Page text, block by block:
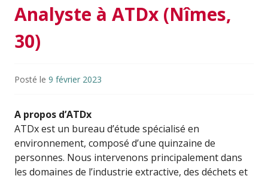
Analyste à ATDx (Nîmes,
30)
Posté le 9 février 2023
A propos d’ATDx
ATDx est un bureau d’étude spécialisé en
environnement, composé d’une quinzaine de
personnes. Nous intervenons principalement dans
les domaines de l’industrie extractive, des déchets et